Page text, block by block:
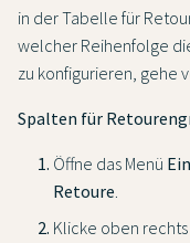
in der Tabelle für
welcher Reihenfolge
zu konfigurieren, gehe
Spalten für
Öffne das Menü
Retoure.
Klicke oben